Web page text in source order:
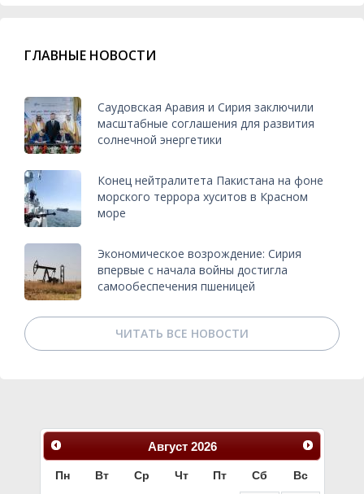
ГЛАВНЫЕ НОВОСТИ
Саудовская Аравия и Сирия заключили
масштабные соглашения для развития
солнечной энергетики
Конец нейтралитета Пакистана на фоне
морского террора хуситов в Красном
море
Экономическое возрождение: Сирия
впервые с начала войны достигла
самообеспечения пшеницей
ЧИТАТЬ ВСЕ НОВОСТИ
Август 2026
Пн Вт Ср Чт Пт Сб Вс